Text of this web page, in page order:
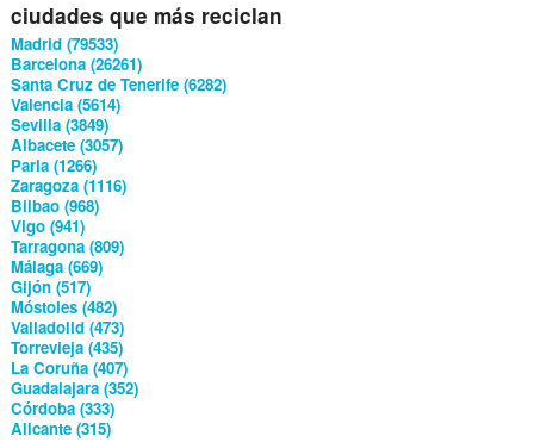
ciudades que más reciclan
Madrid (79533)
Barcelona (26261)
Santa Cruz de Tenerife (6282)
Valencia (5614)
Sevilla (3849)
Albacete (3057)
Parla (1266)
Zaragoza (1116)
Bilbao (968)
Vigo (941)
Tarragona (809)
Málaga (669)
Gijón (517)
Móstoles (482)
Valladolid (473)
Torrevieja (435)
La Coruña (407)
Guadalajara (352)
Córdoba (333)
Alicante (315)